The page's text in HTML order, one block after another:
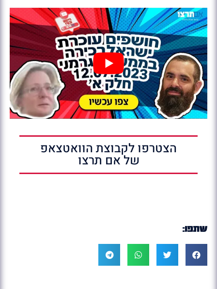
הצטרפו לקבוצת הוואטצאפ
של אם תרצו
שתפו: